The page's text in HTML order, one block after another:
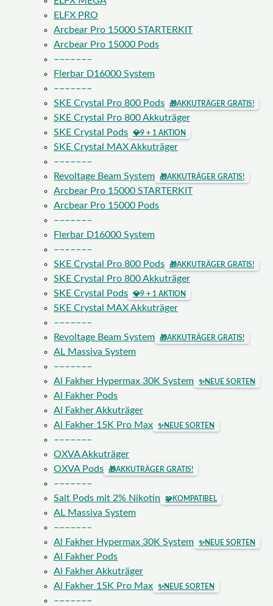
ELFX PRO
Arcbear Pro 15000 STARTERKIT
Arcbear Pro 15000 Pods
–––––––
Flerbar D16000 System
–––––––
SKE Crystal Pro 800 Pods
🎁AKKUTRÄGER GRATIS!
SKE Crystal Pro 800 Akkuträger
SKE Crystal Pods
💎9 + 1 AKTION
SKE Crystal MAX Akkuträger
–––––––
Revoltage Beam System
🎁AKKUTRÄGER GRATIS!
Arcbear Pro 15000 STARTERKIT
Arcbear Pro 15000 Pods
–––––––
Flerbar D16000 System
–––––––
SKE Crystal Pro 800 Pods
🎁AKKUTRÄGER GRATIS!
SKE Crystal Pro 800 Akkuträger
SKE Crystal Pods
💎9 + 1 AKTION
SKE Crystal MAX Akkuträger
–––––––
Revoltage Beam System
🎁AKKUTRÄGER GRATIS!
AL Massiva System
–––––––
Al Fakher Hypermax 30K System
✨NEUE SORTEN
Al Fakher Pods
Al Fakher Akkuträger
Al Fakher 15K Pro Max
✨NEUE SORTEN
–––––––
OXVA Akkuträger
OXVA Pods
🎁AKKUTRÄGER GRATIS!
–––––––
Salt Pods mit 2% Nikotin
🧩KOMPATIBEL
AL Massiva System
–––––––
Al Fakher Hypermax 30K System
✨NEUE SORTEN
Al Fakher Pods
Al Fakher Akkuträger
Al Fakher 15K Pro Max
✨NEUE SORTEN
–––––––